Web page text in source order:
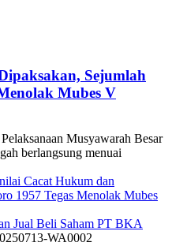
Sejumlah
Mubes V
Musyawarah Besar
berlangsung menuai
Cacat Hukum dan
1957 Tegas Menolak Mubes
Jual Beli Saham PT BKA